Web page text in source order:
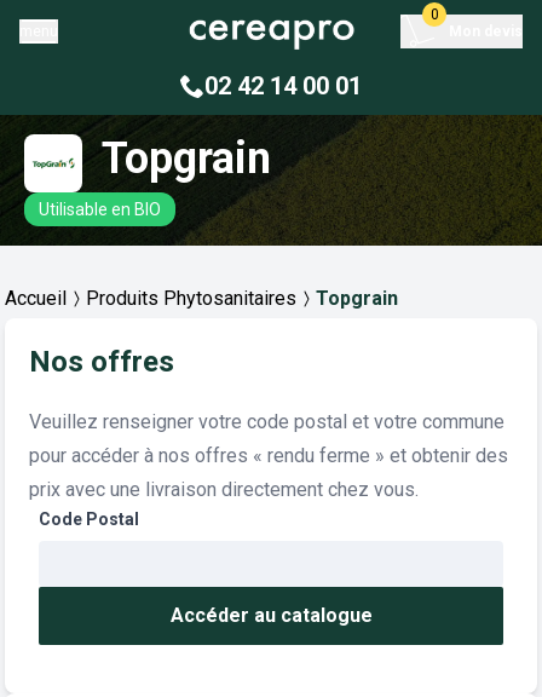
0
02 42 14 00 01
Topgrain
Utilisable en BIO
Accueil Produits Phytosanitaires Topgrain
Nos offres
Veuillez renseigner votre code postal et votre commune
pour accéder à nos offres « rendu ferme » et obtenir des
prix avec une livraison directement chez vous.
Code Postal
Accéder au catalogue